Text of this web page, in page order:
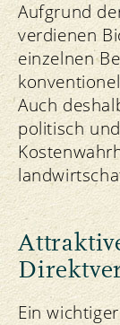
Aufgrund
verdienen
einzelnen
Auch
politisch
Ein